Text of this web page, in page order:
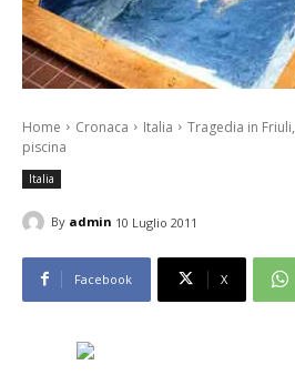
Home Cronaca Italia
Tragedia in
piscina
Italia
By admin 10 Luglio 2011
Facebook X